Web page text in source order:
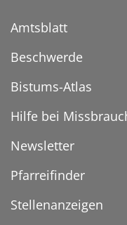
Amtsblatt
Beschwerde
Bistums-Atlas
Hilfe bei
Newsletter
Pfarreifinder
Stellenanzeigen